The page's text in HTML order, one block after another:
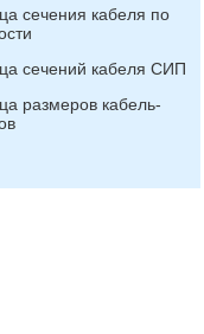
сечения кабеля по
сечений кабеля СИП
размеров кабель-